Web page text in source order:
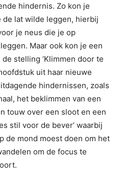
hindernis. Zo kon je
lat wilde leggen, hierbij
je neus die je op
Maar ook kon je een
stelling ‘Klimmen door te
uit haar nieuwe
hindernissen, zoals
het beklimmen van een
touw over een sloot en een
stil voor de bever’ waarbij
de mond moest doen om het
om de focus te